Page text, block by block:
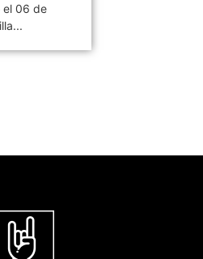
el 06 de